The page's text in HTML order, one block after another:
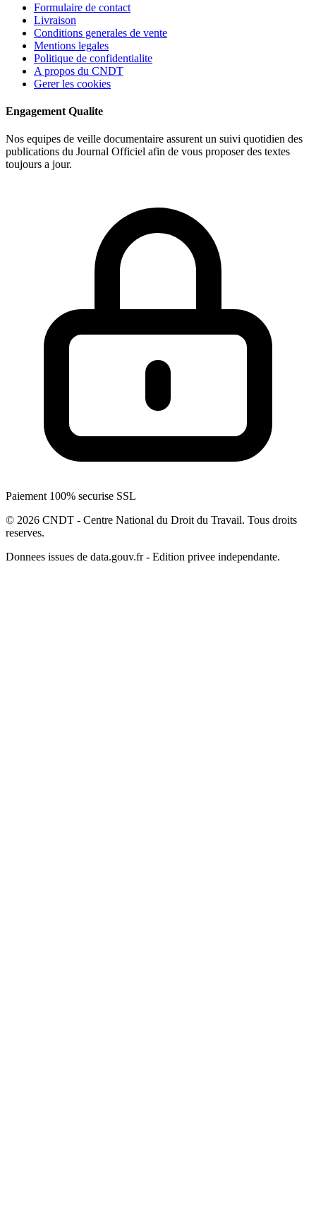
Formulaire de contact
Livraison
Conditions generales de vente
Mentions legales
Politique de confidentialite
A propos du CNDT
Gerer les cookies
Engagement Qualite
Nos equipes de veille documentaire assurent un suivi quotidien des
publications du Journal Officiel afin de vous proposer des textes
toujours a jour.
Paiement 100% securise SSL
© 2026 CNDT - Centre National du Droit du Travail. Tous droits
reserves.
Donnees issues de data.gouv.fr - Edition privee independante.